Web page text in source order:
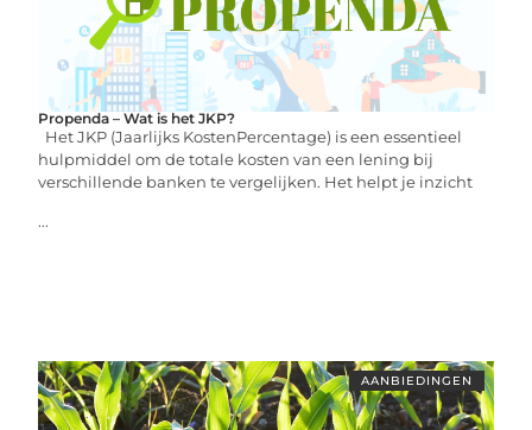
Propenda – Wat is het JKP?
Het JKP (Jaarlijks KostenPercentage) is een essentieel
hulpmiddel om de totale kosten van een lening bij
verschillende banken te vergelijken. Het helpt je inzicht
...
AANBIEDINGEN